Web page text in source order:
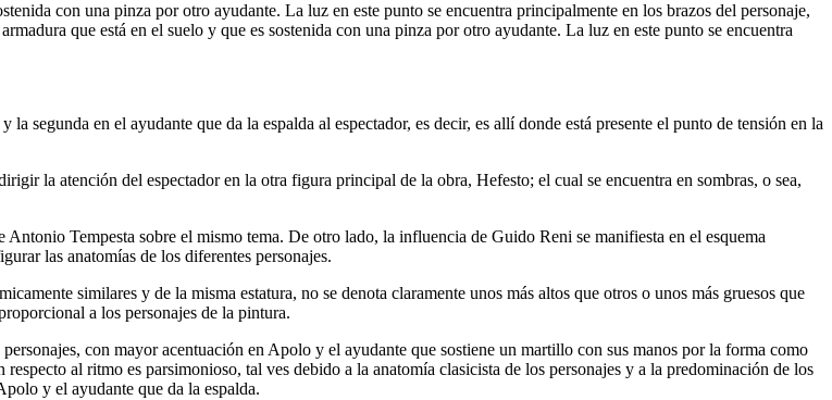
con una pinza por otro ayudante. La luz en este punto se encuentra principalmente en los brazos del personaje,
que está en el suelo y que es sostenida con una pinza por otro ayudante. La luz en este punto se encuentra
segunda en el ayudante que da la espalda al espectador, es decir, es allí donde está presente el punto de tensión en la
la atención del espectador en la otra figura principal de la obra, Hefesto; el cual se encuentra en sombras, o sea,
Tempesta sobre el mismo tema. De otro lado, la influencia de Guido Reni se manifiesta en el esquema
las anatomías de los diferentes personajes.
similares y de la misma estatura, no se denota claramente unos más altos que otros o unos más gruesos que
a los personajes de la pintura.
con mayor acentuación en Apolo y el ayudante que sostiene un martillo con sus manos por la forma como
al ritmo es parsimonioso, tal ves debido a la anatomía clasicista de los personajes y a la predominación de los
y el ayudante que da la espalda.